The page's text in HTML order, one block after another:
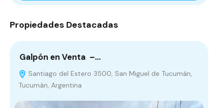
Propiedades Destacadas
Galpón en Venta –…
Santiago del Estero 3500, San Miguel de Tucumán,
Tucumán, Argentina